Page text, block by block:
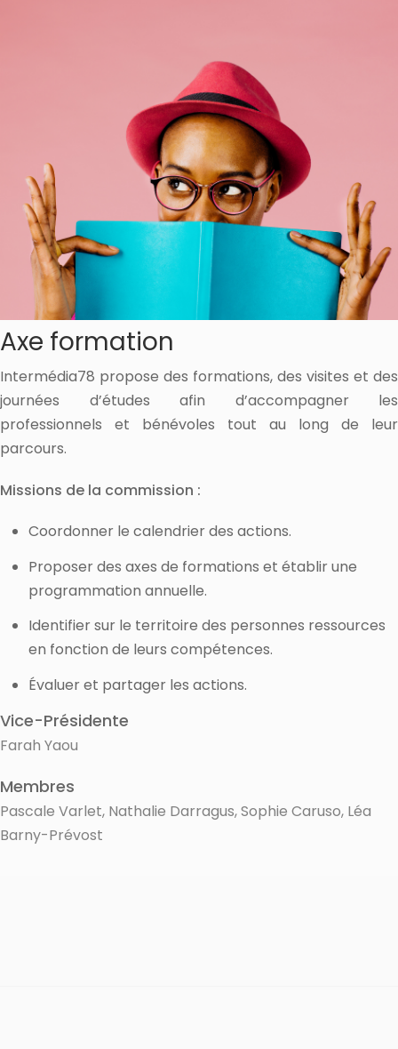
Axe formation
Intermédia78 propose des formations, des visites et des
journées d’études afin d’accompagner les
professionnels et bénévoles tout au long de leur
parcours.
Missions de la commission :
Coordonner le calendrier des actions.
Proposer des axes de formations et établir une
programmation annuelle.
Identifier sur le territoire des personnes ressources
en fonction de leurs compétences.
Évaluer et partager les actions.
Vice-Présidente
Farah Yaou
Membres
Pascale Varlet, Nathalie Darragus, Sophie Caruso, Léa
Barny-Prévost